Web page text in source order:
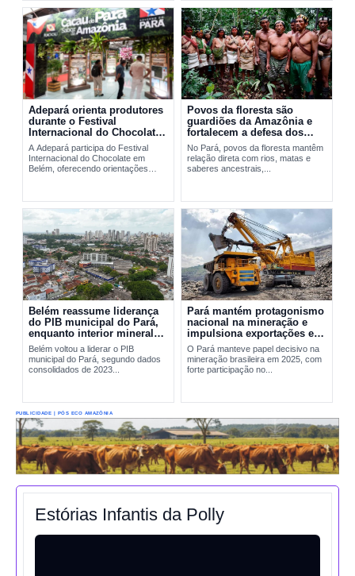
Adepará orienta produtores
durante o Festival
Internacional do Chocolate
em Belém
A Adepará participa do Festival
Internacional do Chocolate em
Belém, oferecendo orientações
Povos da floresta são
guardiões da Amazônia e
fortalecem a defesa dos
territórios no Pará
No Pará, povos da floresta mantêm
relação direta com rios, matas e
saberes ancestrais,...
Belém reassume liderança
do PIB municipal do Pará,
enquanto interior mineral
mantém peso decisivo na
economia
Belém voltou a liderar o PIB
municipal do Pará, segundo dados
consolidados de 2023...
Pará mantém protagonismo
nacional na mineração e
impulsiona exportações em
2025
O Pará manteve papel decisivo na
mineração brasileira em 2025, com
forte participação no...
PUBLICIDADE | PÓS ECO AMAZÔNIA
Estórias Infantis da Polly